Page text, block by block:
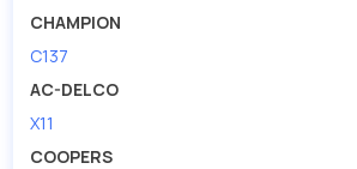
CHAMPION
C137
AC-DELCO
X11
COOPERS